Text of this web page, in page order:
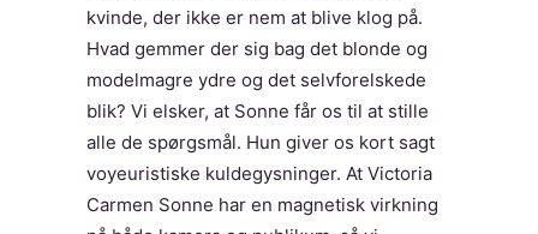
kvinde, der ikke er nem at blive klog på.
Hvad gemmer der sig bag det blonde og
modelmagre ydre og det selvforelskede
blik? Vi elsker, at Sonne får os til at stille
alle de spørgsmål. Hun giver os kort sagt
voyeuristiske kuldegysninger. At Victoria
Carmen Sonne har en magnetisk virkning